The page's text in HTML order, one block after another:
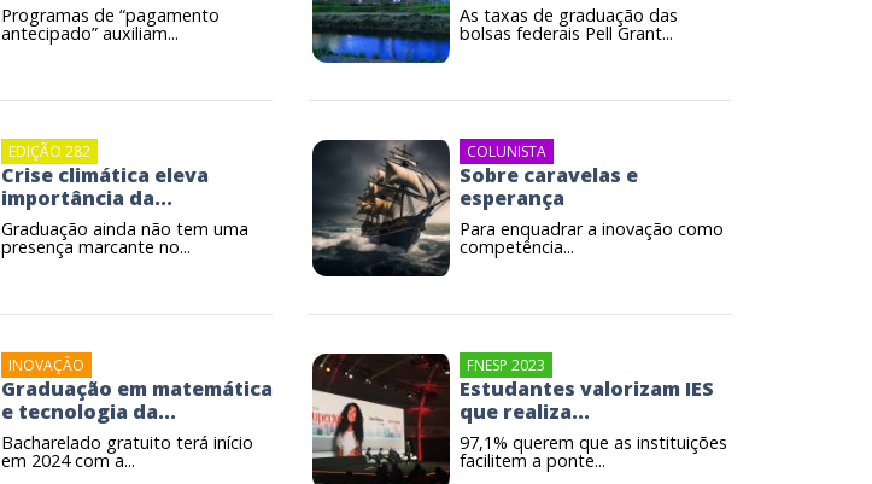
Programas de “pagamento
antecipado” auxiliam...
As taxas de graduação das
bolsas federais Pell Grant...
EDIÇÃO 282
Crise climática eleva
importância da...
Graduação ainda não tem uma
presença marcante no...
COLUNISTA
Sobre caravelas e
esperança
Para enquadrar a inovação como
competência...
INOVAÇÃO
Graduação em matemática
e tecnologia da...
Bacharelado gratuito terá início
em 2024 com a...
FNESP 2023
Estudantes valorizam IES
que realiza...
97,1% querem que as instituições
facilitem a ponte...